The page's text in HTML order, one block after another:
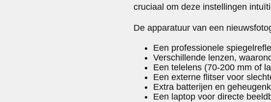
cruciaal om deze instellingen
De apparatuur van een
Een professionele
Verschillende lenzen,
Een telelens (70-200 mm of
Een externe flitser voor
Extra batterijen en
Een laptop voor directe